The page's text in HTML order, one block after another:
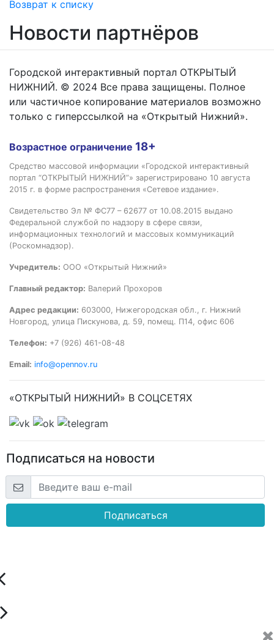
Возврат к списку
Новости партнёров
Городской интерактивный портал ОТКРЫТЫЙ
НИЖНИЙ. © 2024 Все права защищены. Полное
или частичное копирование материалов возможно
только с гиперссылкой на «Открытый Нижний».
Возрастное ограничение 18+
Средство массовой информации «Городской интерактивный
портал “ОТКРЫТЫЙ НИЖНИЙ”» зарегистрировано 10 августа
2015 г. в форме распространения «Сетевое издание».
Свидетельство Эл № ФС77 – 62677 от 10.08.2015 выдано
Федеральной службой по надзору в сфере связи,
информационных технологий и массовых коммуникаций
(Роскомнадзор).
Учредитель: ООО «Открытый Нижний»
Главный редактор: Валерий Прохоров
Адрес редакции: 603000, Нижегородская обл., г. Нижний
Новгород, улица Пискунова, д. 59, помещ. П14, офис 606
Телефон: +7 (926) 461-08-48
Email: info@opennov.ru
«ОТКРЫТЫЙ НИЖНИЙ» В СОЦСЕТЯХ
Подписаться на новости
Подписаться